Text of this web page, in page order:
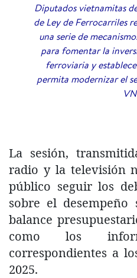
Diputados vietnamitas
de Ley de Ferrocarriles
una serie de
para fomentar la
ferroviaria y
permita modernizar el
La sesión,
radio y la televisión
público seguir los
sobre el desempeño
balance
como los
correspondientes a
2025.